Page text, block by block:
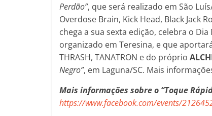
Perdão”, que será realizado em São
Overdose Brain, Kick Head, Black Jack
chega a sua sexta edição, celebra o
organizado em Teresina, e que
THRASH, TANATRON e do próprio
Negro”, em Laguna/SC. Mais
Mais informações sobre o “Toque
https://www.facebook.com/events/